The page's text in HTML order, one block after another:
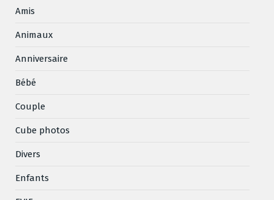
Amis
Animaux
Anniversaire
Bébé
Couple
Cube photos
Divers
Enfants